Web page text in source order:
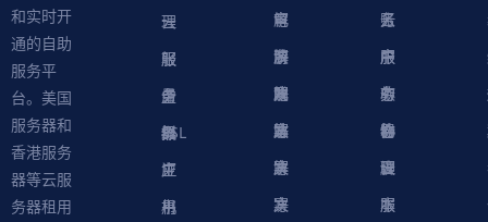
和实时开
通的自助
服务平
台。美国
服务器和
香港服务
器等云服
务器租用
理
服
务
器
云
服
务
器
轻
量
级
应
用
虚
拟
主
机
SSL
证
书
解
决
方
案
育
解
决
方
案
电
商
解
决
方
案
游
戏
解
决
方
网
站
解
决
云
服
务
器
务
中
心
账
户
中
心
服
务
协
议
软
件
脚
本
物
理
服
云
服